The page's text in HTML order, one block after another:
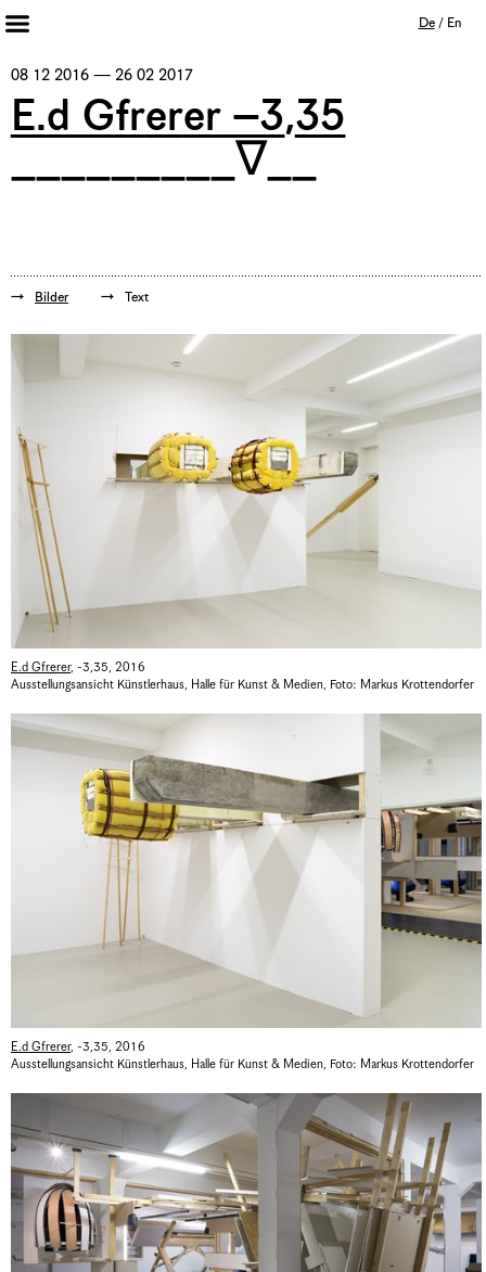
Artists 2013 – 2020
Journal
Mission
De/ En
08 12 2016 — 26 02 2017
E.d Gfrerer –3,35
_________∇__
Bilder Text
E.d Gfrerer, -3,35, 2016
Ausstellungsansicht Künstlerhaus, Halle für Kunst & Medien, Foto: Markus Krottendorfer
E.d Gfrerer, -3,35, 2016
Ausstellungsansicht Künstlerhaus, Halle für Kunst & Medien, Foto: Markus Krottendorfer